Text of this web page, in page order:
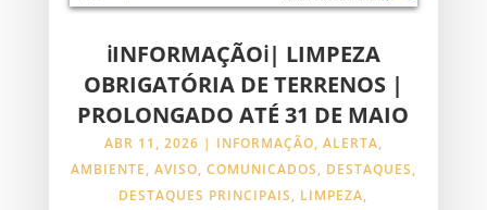
ℹINFORMAÇÃOℹ| LIMPEZA
OBRIGATÓRIA DE TERRENOS |
PROLONGADO ATÉ 31 DE MAIO
ABR 11, 2026 | INFORMAÇÃO, ALERTA,
AMBIENTE, AVISO, COMUNICADOS, DESTAQUES,
DESTAQUES PRINCIPAIS, LIMPEZA,